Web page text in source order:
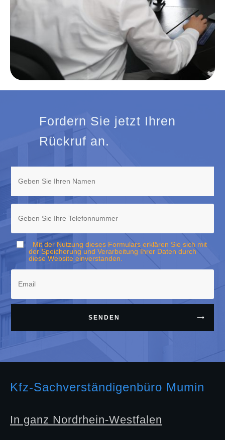
Fordern Sie jetzt Ihren
Rückruf an.
Mit der Nutzung dieses Formulars erklären Sie sich mit
der Speicherung und Verarbeitung Ihrer Daten durch
diese Website einverstanden.
SENDEN
Kfz-Sachverständigenbüro Mumin
In ganz Nordrhein-Westfalen